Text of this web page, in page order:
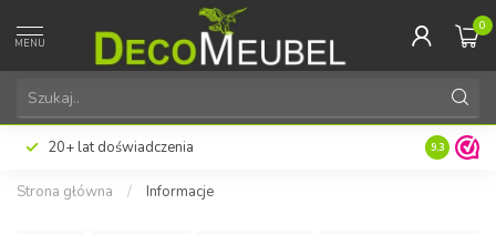
MENU
0
20+ lat doświadczenia 9.3
Strona główna / Informacje